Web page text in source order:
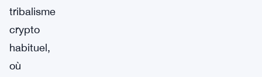
tribalisme
crypto
habituel,
où